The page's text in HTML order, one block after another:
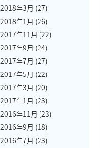
2018年3月 (27)
2018年1月 (26)
2017年11月 (22)
2017年9月 (24)
2017年7月 (27)
2017年5月 (22)
2017年3月 (20)
2017年1月 (23)
2016年11月 (23)
2016年9月 (18)
2016年7月 (23)